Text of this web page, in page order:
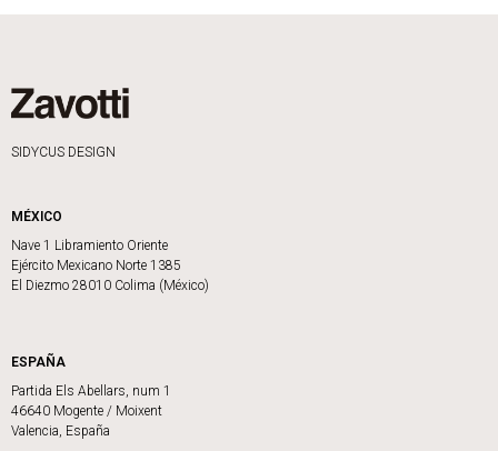
SIDYCUS DESIGN
MÉXICO
Nave 1 Libramiento Oriente
Ejército Mexicano Norte 1385
El Diezmo 28010 Colima (México)
ESPAÑA
Partida Els Abellars, num 1
46640 Mogente / Moixent
Valencia, España